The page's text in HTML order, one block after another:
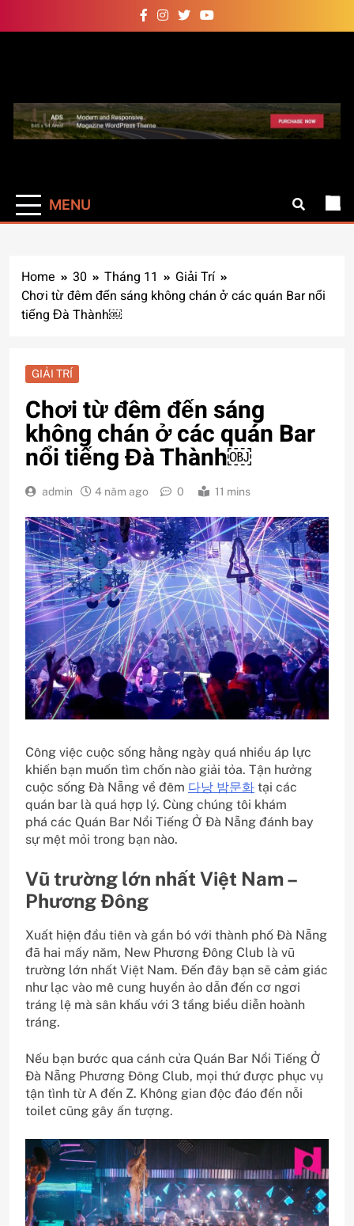
to
Auto Pro
hơn
MENU
Home 30 Tháng 11
Giải Trí
Chơi từ đêm đến sáng không chán ở các quán Bar nổi
tiếng Đà Thành￼
GIẢI TRÍ
Chơi từ đêm đến sáng
không chán ở các quán Bar
nổi tiếng Đà Thành￼
admin 4 năm ago 0 11 mins
Công việc cuộc sống hằng ngày quá nhiều áp lực
khiến bạn muốn tìm chốn nào giải tỏa. Tận hưởng
cuộc sống Đà Nẵng về đêm 다낭 밤문화 tại các
quán bar là quá hợp lý. Cùng chúng tôi khám
phá các Quán Bar Nổi Tiếng Ở Đà Nẵng đánh bay
sự mệt mỏi trong bạn nào.
Vũ trường lớn nhất Việt Nam –
Phương Đông
Xuất hiện đầu tiên và gắn bó với thành phố Đà Nẵng
đã hai mấy năm, New Phương Đông Club là vũ
trường lớn nhất Việt Nam. Đến đây bạn sẽ cảm giác
như lạc vào mê cung huyền ảo dẫn đến cơ ngơi
tráng lệ mà sân khấu với 3 tầng biểu diễn hoành
tráng.
Nếu bạn bước qua cánh cửa Quán Bar Nổi Tiếng Ở
Đà Nẵng Phương Đông Club, mọi thứ được phục vụ
tận tình từ A đến Z. Không gian độc đáo đến nỗi
toilet cũng gây ấn tượng.